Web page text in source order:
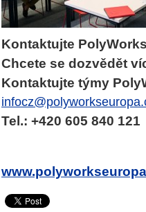
Kontaktujte
Chcete se dozvědět
Kontaktujte týmy
Tel.: +420 605 840 121